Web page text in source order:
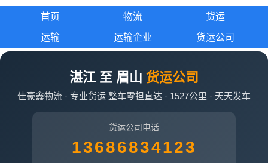
首页 物流 货运
运输 运输企业 货运公司
湛江 至 眉山 货运公司
佳豪鑫物流 · 专业货运 整车零担直达 · 1527公里 · 天天发车
货运公司电话
13686834123